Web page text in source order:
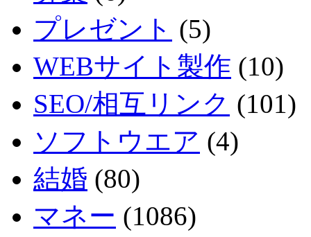
プレゼント (5)
WEBサイト製作 (10)
SEO/相互リンク (101)
ソフトウエア (4)
結婚 (80)
マネー (1086)